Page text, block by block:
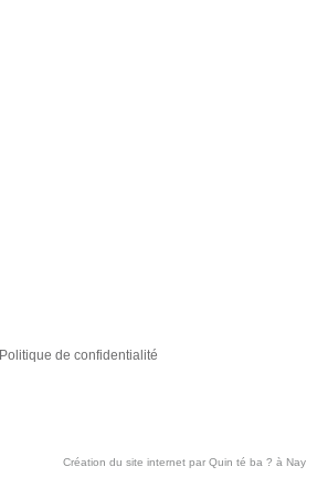
Politique de confidentialité
Création du site internet par Quin té ba ? à Nay